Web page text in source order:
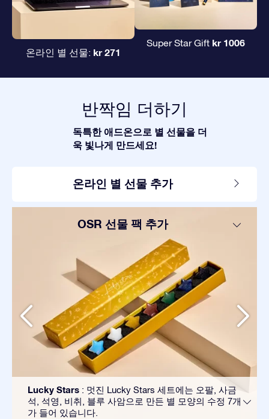
온라인 별 선물: kr 271
Super Star Gift kr 1006
반짝임 더하기
독특한 애드온으로 별 선물을 더
욱 빛나게 만드세요!
온라인 별 선물 추가
OSR 선물 팩 추가
Lucky Stars : 멋진 Lucky Stars 세트에는 오팔, 사금
석, 석영, 비취, 블루 사암으로 만든 별 모양의 수정 7개
가 들어 있습니다.